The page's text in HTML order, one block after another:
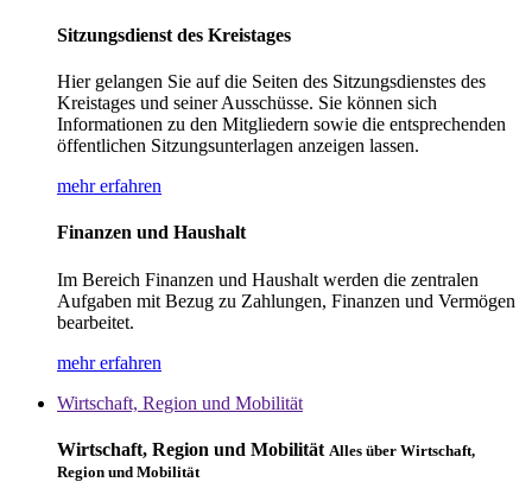
Sitzungsdienst des Kreistages
Hier gelangen Sie auf die Seiten des Sitzungsdienstes des
Kreistages und seiner Ausschüsse. Sie können sich
Informationen zu den Mitgliedern sowie die entsprechenden
öffentlichen Sitzungsunterlagen anzeigen lassen.
mehr erfahren
Finanzen und Haushalt
Im Bereich Finanzen und Haushalt werden die zentralen
Aufgaben mit Bezug zu Zahlungen, Finanzen und Vermögen
bearbeitet.
mehr erfahren
Wirtschaft, Region und Mobilität
Wirtschaft, Region und Mobilität Alles über Wirtschaft,
Region und Mobilität